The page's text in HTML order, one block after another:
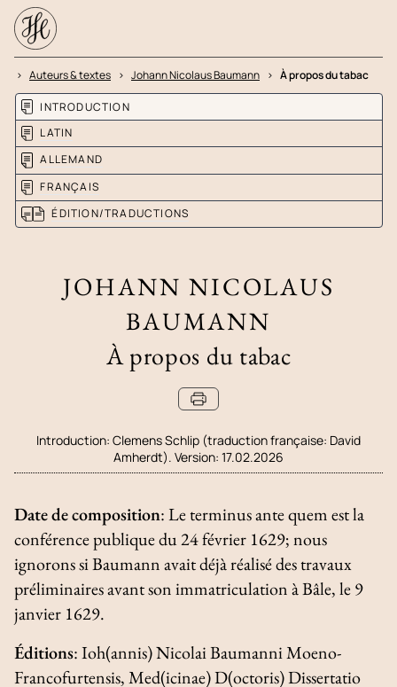
Auteurs & textes Johann Nicolaus Baumann À propos du tabac
INTRODUCTION
LATIN
ALLEMAND
FRANÇAIS
ÉDITION/TRADUCTIONS
JOHANN NICOLAUS
BAUMANN
À propos du tabac
Introduction: Clemens Schlip (traduction française: David
Amherdt). Version: 17.02.2026
Date de composition: Leterminus ante quemest la
conférence publique du 24 février 1629; nous
ignorons si Baumann avait déjà réalisé des travaux
préliminaires avant son immatriculation à Bâle, le 9
janvier 1629.
Éditions:Ioh(annis) Nicolai Baumanni Moeno-
Francofurtensis, Med(icinae) D(octoris) Dissertatio